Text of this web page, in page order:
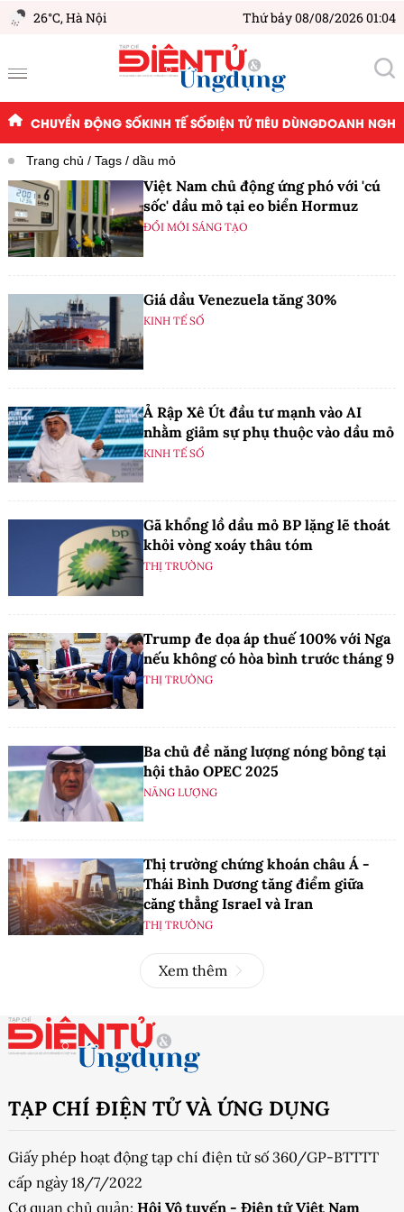
26°C,Hà Nội Thứ bảy 08/08/2026 01:04
CHUYỂN ĐỘNG SỐKINH TẾ SỐĐIỆN TỬ TIÊU DÙNGDOANH
Trang chủ Tags dầu mỏ
Việt Nam chủ động ứng phó với 'cú
sốc' dầu mỏ tại eo biển Hormuz
ĐỔI MỚI SÁNG TẠO
Giá dầu Venezuela tăng 30%
KINH TẾ SỐ
Ả Rập Xê Út đầu tư mạnh vào AI
nhằm giảm sự phụ thuộc vào dầu mỏ
KINH TẾ SỐ
Gã khổng lồ dầu mỏ BP lặng lẽ thoát
khỏi vòng xoáy thâu tóm
THỊ TRƯỜNG
Trump đe dọa áp thuế 100% với Nga
nếu không có hòa bình trước tháng 9
THỊ TRƯỜNG
Ba chủ đề năng lượng nóng bỏng tại
hội thảo OPEC 2025
NĂNG LƯỢNG
Thị trường chứng khoán châu Á -
Thái Bình Dương tăng điểm giữa
căng thẳng Israel và Iran
THỊ TRƯỜNG
Xem thêm
TẠP CHÍ ĐIỆN TỬ VÀ ỨNG DỤNG
Giấy phép hoạt động tạp chí điện tử số 360/GP-BTTTT
cấp ngày 18/7/2022
Cơ quan chủ quản: Hội Vô tuyến - Điện tử Việt Nam